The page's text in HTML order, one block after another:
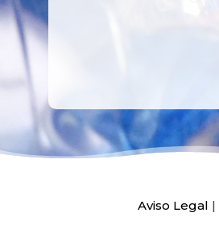
Aviso Legal |